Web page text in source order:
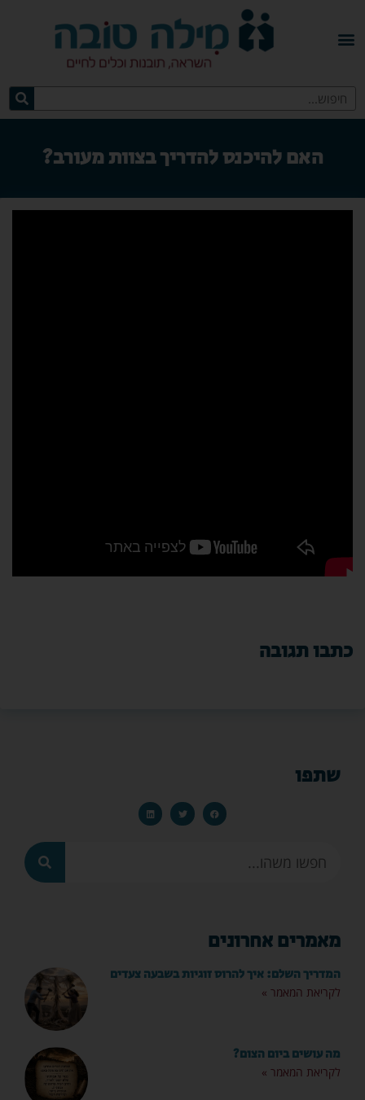
האם להיכנס להדריך בצוות מעורב?
כתבו תגובה
שתפו
מאמרים אחרונים
המדריך השלם: איך להרוס זוגיות בשבעה צעדים
לקריאת המאמר »
מה עושים ביום הצום?
לקריאת המאמר »